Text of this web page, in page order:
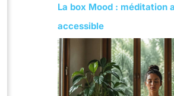
La box Mood : méditation
accessible